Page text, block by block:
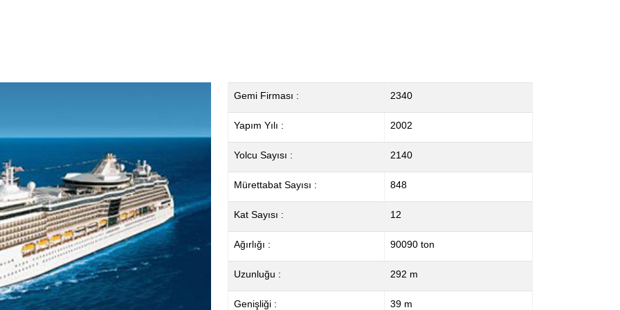
Gemi Firması : 2340
Yapım Yılı : 2002
Yolcu Sayısı : 2140
Mürettabat Sayısı : 848
Kat Sayısı : 12
Ağırlığı : 90090 ton
Uzunluğu : 292 m
Genişliği : 39 m